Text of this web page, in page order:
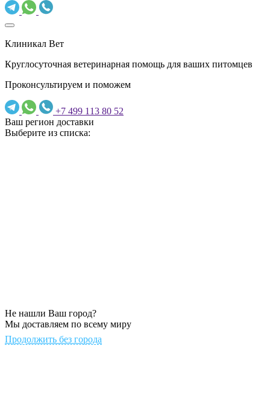
Клиникал Вет
Круглосуточная ветеринарная помощь для ваших питомцев
Проконсультируем и поможем
+7 499 113 80 52
Ваш регион доставки
Выберите из списка:
Не нашли Ваш город?
Мы доставляем по всему миру
Продолжить без города